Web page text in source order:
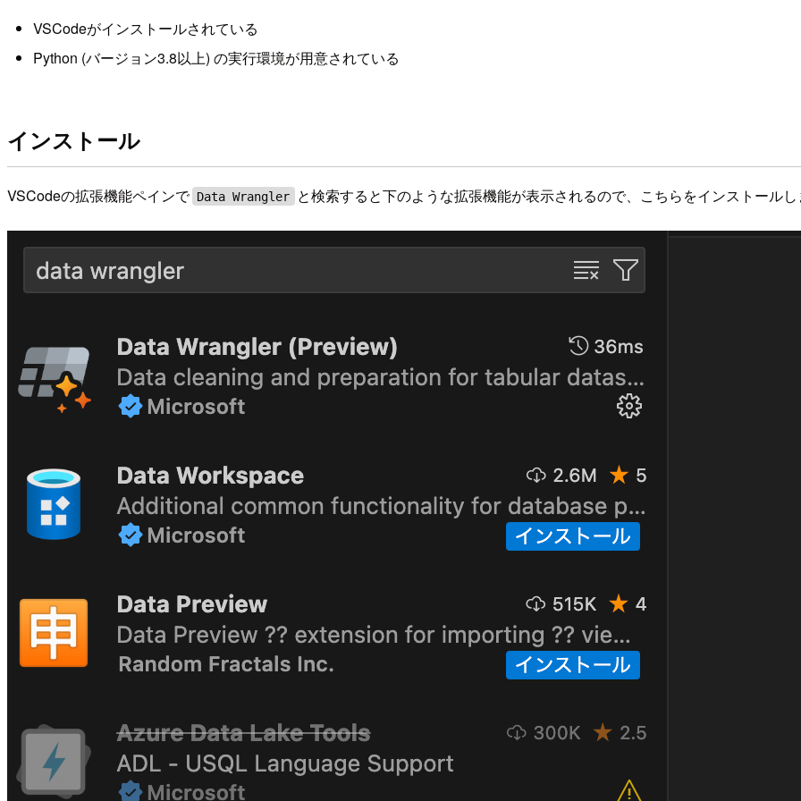
VSCodeがインストールされている
Python (バージョン3.8以上) の実行環境が用意されている
インストール
VSCodeの拡張機能ペインで Data Wrangler と検索すると下のような拡張機能が表示されるので、こちらをインストール